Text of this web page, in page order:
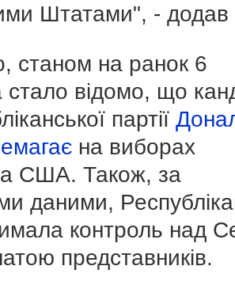
Штатами", - додав
станом на ранок 6
стало відомо, що
партії
на виборах
США. Також, за
даними,
контроль над
представників.